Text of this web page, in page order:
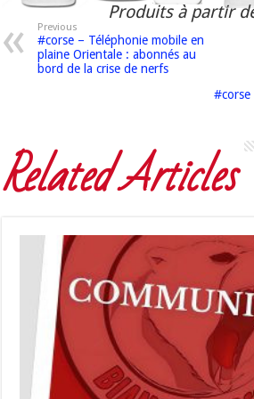
Produits à partir
Previous
#corse – Téléphonie mobile en
plaine Orientale : abonnés au
bord de la crise de nerfs
#corse
Related Articles